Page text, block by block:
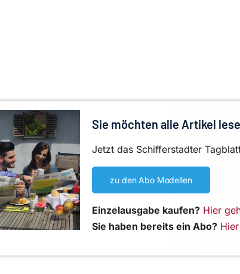
Sie möchten alle Artikel
Jetzt das Schifferstadter
zu den Abo Modellen
Einzelausgabe kaufen? Hier
Sie haben bereits ein Abo?